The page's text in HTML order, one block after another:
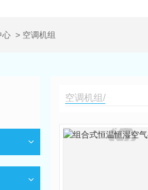
心 > 空调机组
空调机组/